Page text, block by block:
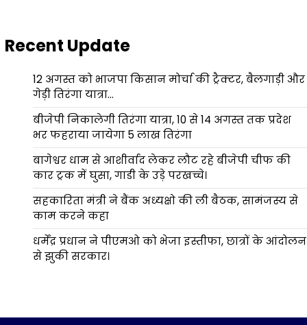
Recent Update
12 अगस्त को भाजपा किसान मोर्चा की ट्रैक्टर, बैलगाड़ी और
गेड़ी तिरंगा यात्रा…
बीजेपी निकालेगी तिरंगा यात्रा, 10 से 14 अगस्त तक प्रदेश
भर फहराया जायेगा 5 लाख तिरंगा
बागेश्वर धाम से आशीर्वाद लेकर लौट रहे बीजेपी चीफ की
कार ट्रक में घुसा, गाडी के उड़े परखच्चे।
सहकारिता मंत्री ने बैंक अध्यक्षो की ली बैठक, सामंजस्य से
काम करने कहा
धर्मेंद्र प्रधान ने पीएमओ को भेजा इस्तीफा, छात्रों के आंदोलन
से झुकी सरकार।